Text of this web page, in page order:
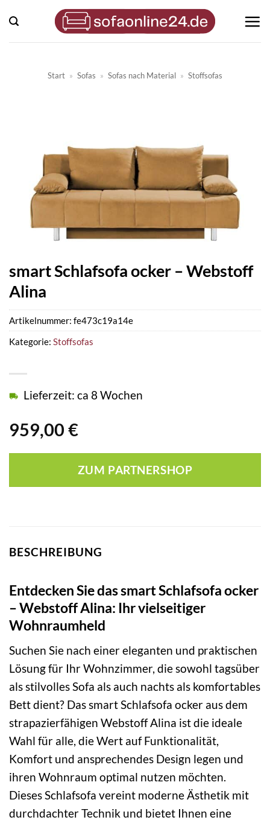
Inhalt
springen
Start » Sofas » Sofas nach Material » Stoffsofas
smart Schlafsofa ocker – Webstoff
Alina
959,00 €
Lieferzeit: ca 8 Wochen
ZUM PARTNERSHOP
Artikelnummer: fe473c19a14e
Kategorie: Stoffsofas
BESCHREIBUNG
Entdecken Sie das smart Schlafsofa ocker
– Webstoff Alina: Ihr vielseitiger
Wohnraumheld
Suchen Sie nach einer eleganten und praktischen
Lösung für Ihr Wohnzimmer, die sowohl tagsüber
als stilvolles Sofa als auch nachts als komfortables
Bett dient? Das smart Schlafsofa ocker aus dem
strapazierfähigen Webstoff Alina ist die ideale
Wahl für alle, die Wert auf Funktionalität,
Komfort und ansprechendes Design legen und
ihren Wohnraum optimal nutzen möchten.
Dieses Schlafsofa vereint moderne Ästhetik mit
durchdachter Technik und bietet Ihnen eine